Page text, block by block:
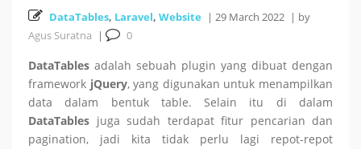
5 October 2025
September 2025
Tutorial Bahasa R : #4 Fungsi dan Kontrol Aliran di R
DataTables, Laravel, Website | 29 March 2022 | by
Agus Suratna
| 0
DataTables adalah sebuah plugin yang dibuat dengan
framework jQuery, yang digunakan untuk menampilkan
data dalam bentuk table. Selain itu di dalam
DataTables juga sudah terdapat fitur pencarian dan
pagination, jadi kita tidak perlu lagi repot-repot